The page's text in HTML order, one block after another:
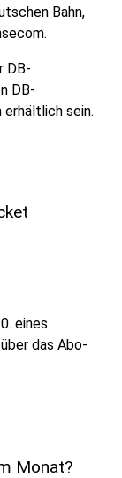
Bahn,
DB-
DB-
sein.
eines
über das Abo-
Monat?